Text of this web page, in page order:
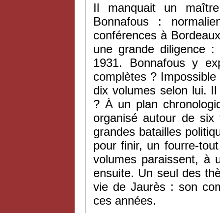
Il manquait un
Bonnafous :
conférences à
une grande diligence
1931. Bonnafous y
complètes ?
dix volumes selon lui.
? À un plan
organisé autour de
grandes batailles
pour finir, un fourre-
volumes paraissent, à
ensuite. Un seul des
vie de Jaurès : son
ces années.